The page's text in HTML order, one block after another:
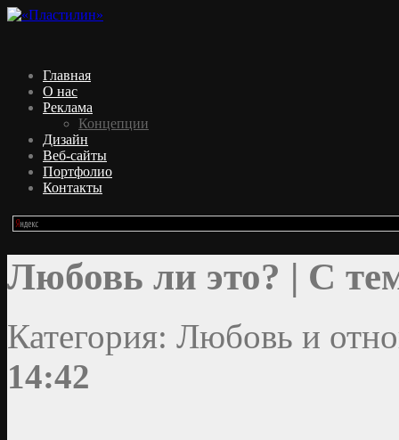
Главная
О нас
Реклама
Концепции
Дизайн
Веб-сайты
Портфолио
Контакты
Любовь ли это? | С
Категория: Любовь и
14:42